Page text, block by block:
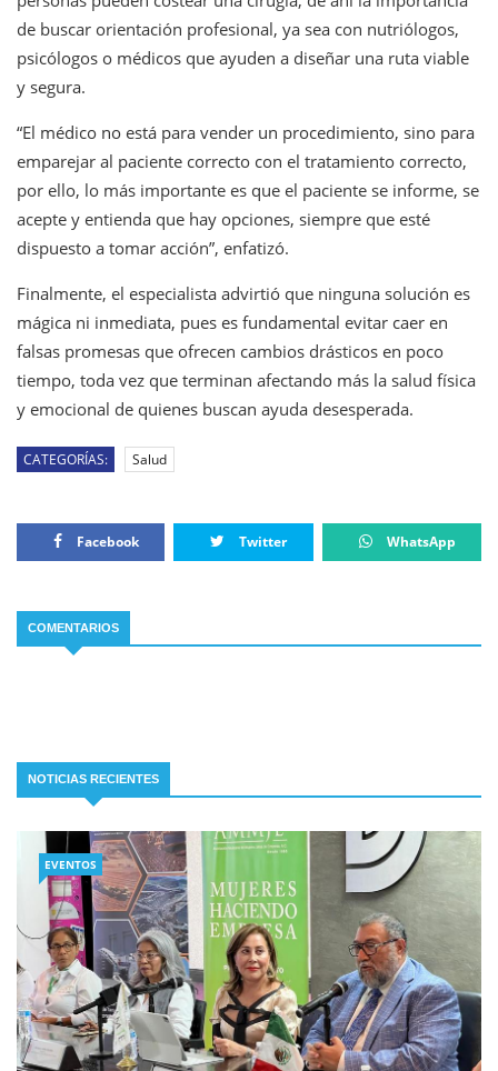
de buscar orientación profesional, ya sea con nutriólogos,
psicólogos o médicos que ayuden a diseñar una ruta viable
y segura.
“El médico no está para vender un procedimiento, sino para
emparejar al paciente correcto con el tratamiento correcto,
por ello, lo más importante es que el paciente se informe, se
acepte y entienda que hay opciones, siempre que esté
dispuesto a tomar acción”, enfatizó.
Finalmente, el especialista advirtió que ninguna solución es
mágica ni inmediata, pues es fundamental evitar caer en
falsas promesas que ofrecen cambios drásticos en poco
tiempo, toda vez que terminan afectando más la salud física
y emocional de quienes buscan ayuda desesperada.
CATEGORÍAS: Salud
Facebook Twitter WhatsApp
COMENTARIOS
NOTICIAS RECIENTES
EVENTOS